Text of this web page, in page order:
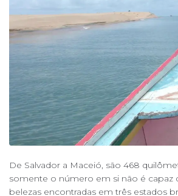
De Salvador a Maceió, são 468
somente o número em si não é capaz
belezas encontradas em três estados